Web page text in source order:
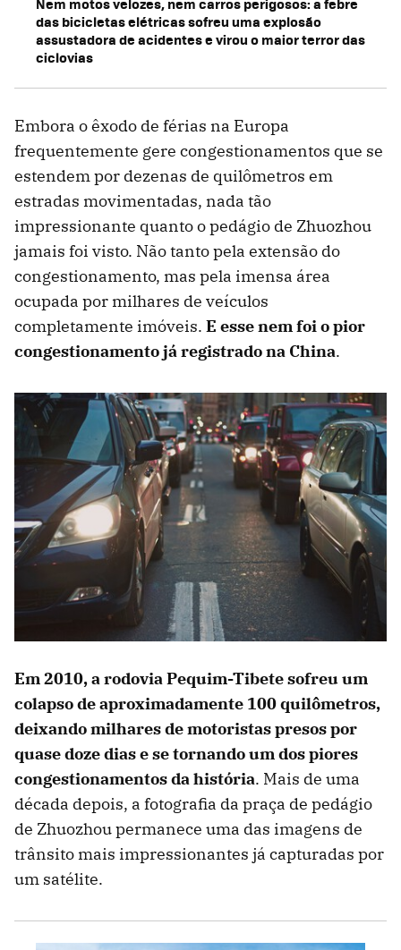
das bicicletas elétricas sofreu uma explosão
assustadora de acidentes e virou o maior terror das
ciclovias
Embora o êxodo de férias na Europa
frequentemente gere congestionamentos que se
estendem por dezenas de quilômetros em
estradas movimentadas, nada tão
impressionante quanto o pedágio de Zhuozhou
jamais foi visto. Não tanto pela extensão do
congestionamento, mas pela imensa área
ocupada por milhares de veículos
completamente imóveis. E esse nem foi o pior
congestionamento já registrado na China.
Em 2010, a rodovia Pequim-Tibete sofreu um
colapso de aproximadamente 100 quilômetros,
deixando milhares de motoristas presos por
quase doze dias e se tornando um dos piores
congestionamentos da história. Mais de uma
década depois, a fotografia da praça de pedágio
de Zhuozhou permanece uma das imagens de
trânsito mais impressionantes já capturadas por
um satélite.